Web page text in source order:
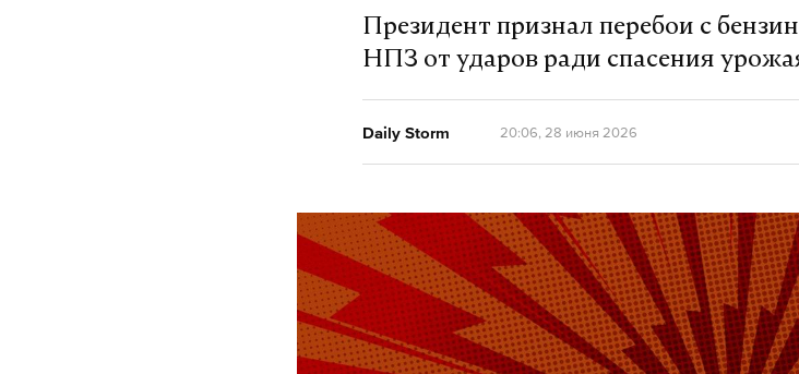
Президент признал перебои с
НПЗ от ударов ради спасения
Daily Storm 20:06, 28 июня 2026